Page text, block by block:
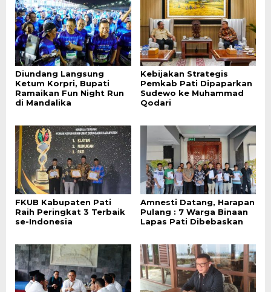
Diundang Langsung
Ketum Korpri, Bupati
Ramaikan Fun Night Run
di Mandalika
Kebijakan Strategis
Pemkab Pati Dipaparkan
Sudewo ke Muhammad
Qodari
FKUB Kabupaten Pati
Raih Peringkat 3 Terbaik
se-Indonesia
Amnesti Datang, Harapan
Pulang : 7 Warga Binaan
Lapas Pati Dibebaskan